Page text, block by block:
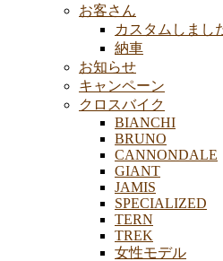
お客さん
カスタムしまし
納車
お知らせ
キャンペーン
クロスバイク
BIANCHI
BRUNO
CANNONDALE
GIANT
JAMIS
SPECIALIZED
TERN
TREK
女性モデル